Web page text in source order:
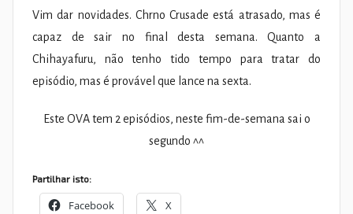
Vim dar novidades. Chrno Crusade está atrasado, mas é
capaz de sair no final desta semana. Quanto a
Chihayafuru, não tenho tido tempo para tratar do
episódio, mas é provável que lance na sexta.
Este OVA tem 2 episódios, neste fim-de-semana sai o
segundo ^^
Partilhar isto:
Facebook X